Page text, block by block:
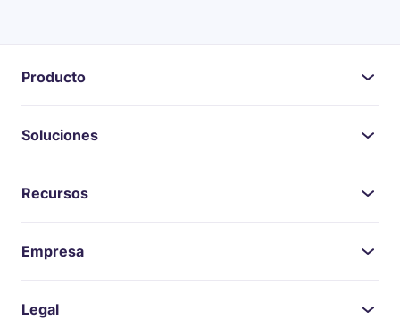
Producto
Soluciones
Recursos
Empresa
Legal